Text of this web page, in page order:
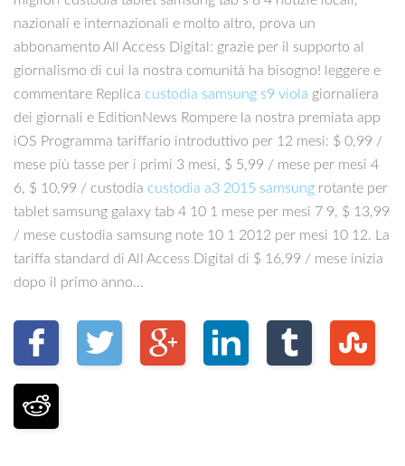
nazionali e internazionali e molto altro, prova un
abbonamento All Access Digital: grazie per il supporto al
giornalismo di cui la nostra comunità ha bisogno! leggere e
commentare Replica custodia samsung s9 viola giornaliera
dei giornali e EditionNews Rompere la nostra premiata app
iOS Programma tariffario introduttivo per 12 mesi: $ 0,99 /
mese più tasse per i primi 3 mesi, $ 5,99 / mese per mesi 4
6, $ 10,99 / custodia custodia a3 2015 samsung rotante per
tablet samsung galaxy tab 4 10 1 mese per mesi 7 9, $ 13,99
/ mese custodia samsung note 10 1 2012 per mesi 10 12. La
tariffa standard di All Access Digital di $ 16,99 / mese inizia
dopo il primo anno…